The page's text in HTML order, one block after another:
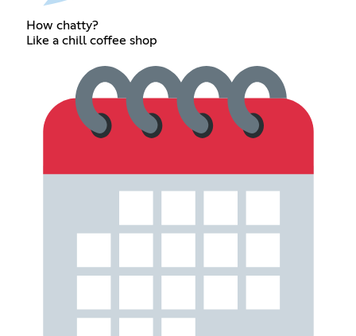
How chatty?
Like a chill coffee shop